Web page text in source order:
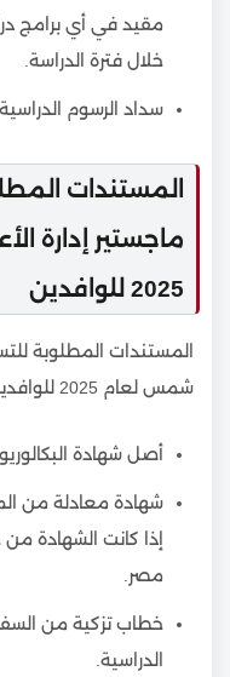
مقيد في أي برامج
خلال فترة الدراسة.
سداد الرسوم الدراسية.
المستندات
ماجستير إدارة
2025 للوافدين
شمس لعام 2025 للوافدين تشمل:
أصل شهادة
شهادة معادلة من
إذا كانت الشهادة
مصر.
خطاب تزكية من
الدراسية.